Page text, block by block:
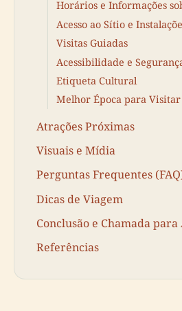
Horários e Informações
Acesso ao Sítio e
Visitas Guiadas
Acessibilidade e
Etiqueta Cultural
Melhor Época para Visitar
Atrações Próximas
Visuais e Mídia
Perguntas Frequentes
Dicas de Viagem
Conclusão e Chamada para
Referências